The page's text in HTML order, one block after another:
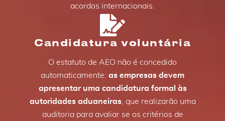
acordos internacionais.
Candidatura voluntária
O estatuto de AEO não é concedido
automaticamente: as empresas devem
apresentar uma candidatura formal às
autoridades aduaneiras, que realizarão uma
auditoria para avaliar se os critérios de